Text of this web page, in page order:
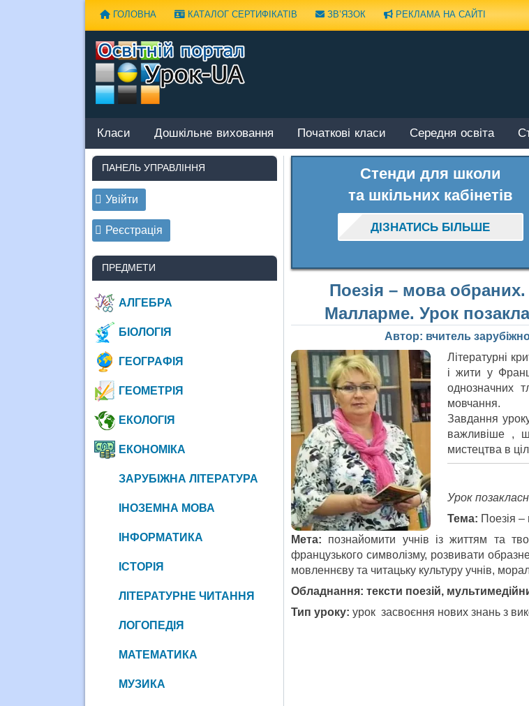
ГОЛОВНА КАТАЛОГ СЕРТИФІКАТІВ ЗВ’ЯЗОК РЕКЛАМА НА САЙТІ
Класи Дошкільне виховання Початкові класи Середня освіта
Стенди для школи
та шкільних кабінетів
ДІЗНАТИСЬ БІЛЬШЕ
Поезія – мова обраних.
Малларме. Урок
Автор: вчитель
Літературні
і жити у
однозначних
мовчання.
Завдання
важливіше ,
мистецтва в
Урок
Тема: Поезія –
Мета: познайомити учнів із життям та
французького символізму, розвивати
мовленнєву та читацьку культуру учнів,
Обладнання: тексти поезій,
Тип уроку: урок засвоєння нових знань з
ПАНЕЛЬ УПРАВЛІННЯ
Увійти
Реєстрація
ПРЕДМЕТИ
АЛГЕБРА
БІОЛОГІЯ
ГЕОГРАФІЯ
ГЕОМЕТРІЯ
ЕКОЛОГІЯ
ЕКОНОМІКА
ЗАРУБІЖНА ЛІТЕРАТУРА
ІНОЗЕМНА МОВА
ІНФОРМАТИКА
ІСТОРІЯ
ЛІТЕРАТУРНЕ ЧИТАННЯ
ЛОГОПЕДІЯ
МАТЕМАТИКА
МУЗИКА